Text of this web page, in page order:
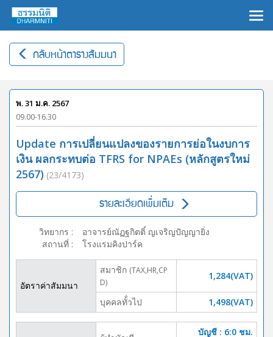
กลับหน้าตารางสัมมนา
พ. 31 ม.ค. 2567
09.00-16.30
Update การเปลี่ยนแปลงของรายการย่อในงบการ
เงิน ผลกระทบต่อ TFRS for NPAEs (หลักสูตรใหม่
2567) (23/4173)
รายละเอียดเพิ่มเติม
วิทยากร :
อาจารย์ณัฏฐกิตติ์ ญเจริญปัญญายิ่ง
สถานที่ : โรงแรมคิงปาร์ค
อัตราค่าสัมมนา
สมาชิก (TAX,HR,CP
D)
1,284(VAT)
บุคคลทั้่วไป 1,498(VAT)
บัญชี : 6:0 ชม.
×